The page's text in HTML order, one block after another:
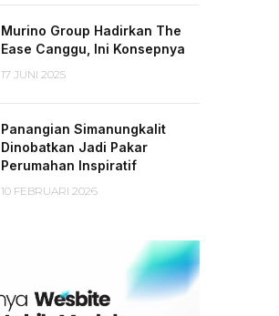
Murino Group Hadirkan The
Ease Canggu, Ini Konsepnya
17 JUNI 2025
Panangian Simanungkalit
Dinobatkan Jadi Pakar
Perumahan Inspiratif
10 FEBRUARI 2026